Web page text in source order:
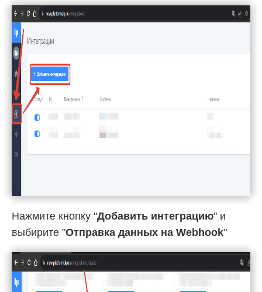
Нажмите кнопку "Добавить интеграцию" и
выбирите "Отправка данных на Webhook"